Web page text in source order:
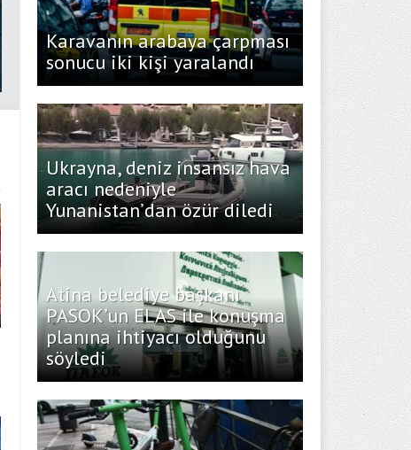
Karavanın arabaya çarpması
sonucu iki kişi yaralandı
Ukrayna, deniz insansız hava
aracı nedeniyle
Yunanistan’dan özür diledi
Atina belediye başkanı
PASOK’un ELAS ile konuşma
planına ihtiyacı olduğunu
söyledi